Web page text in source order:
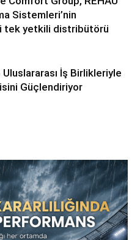
Sistemleri’nin
tek yetkili distribütörü
İş Birlikleriyle
Güçlendiriyor